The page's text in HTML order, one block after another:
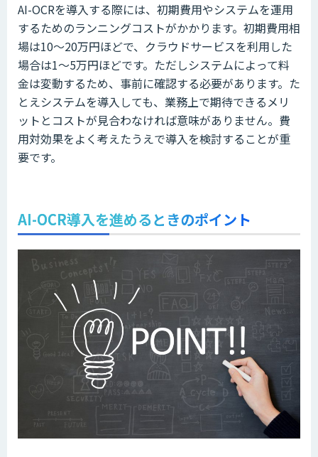
AI-OCRを導入する際には、初期費用やシステムを運用
するためのランニングコストがかかります。初期費用相
場は10〜20万円ほどで、クラウドサービスを利用した
場合は1〜5万円ほどです。ただしシステムによって料
金は変動するため、事前に確認する必要があります。た
とえシステムを導入しても、業務上で期待できるメリ
ットとコストが見合わなければ意味がありません。費
用対効果をよく考えたうえで導入を検討することが重
要です。
AI-OCR導入を進めるときのポイント